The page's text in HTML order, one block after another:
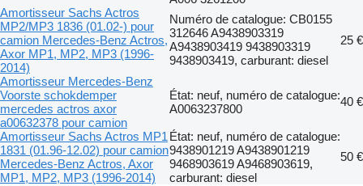
Amortisseur Sachs Actros
MP2/MP3 1836 (01.02-) pour
camion Mercedes-Benz Actros,
Axor MP1, MP2, MP3 (1996-
2014)
Numéro de catalogue: CB0155
312646 A9438903319
A9438903419 9438903319
9438903419, carburant: diesel
25 €
Amortisseur Mercedes-Benz
Voorste schokdemper
mercedes actros axor
a00632378 pour camion
État: neuf, numéro de catalogue:
A0063237800
40 €
Amortisseur Sachs Actros MP1
1831 (01.96-12.02) pour camion
Mercedes-Benz Actros, Axor
MP1, MP2, MP3 (1996-2014)
État: neuf, numéro de catalogue:
9438901219 A9438901219
9468903619 A9468903619,
carburant: diesel
50 €